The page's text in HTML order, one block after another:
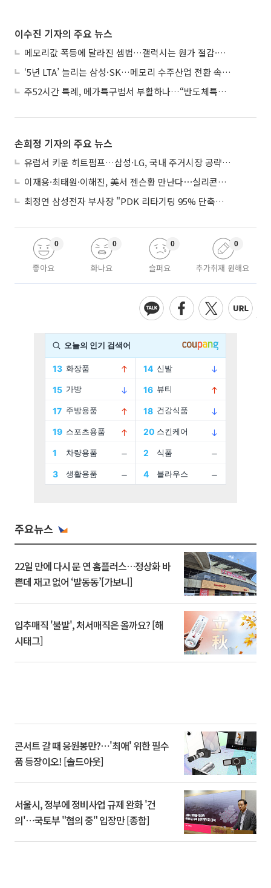
이수진 기자의 주요 뉴스
메모리값 폭등에 달라진 셈법…갤럭시는 원가 절감·아이폰은 서비스 확대
‘5년 LTA’ 늘리는 삼성·SK…메모리 수주산업 전환 속 다른 셈법
주52시간 특례, 메가특구법서 부활하나…“반도체특별법 담겨야”
손희정 기자의 주요 뉴스
유럽서 키운 히트펌프…삼성·LG, 국내 주거시장 공략 ‘속도’
이재용·최태원·이해진, 美서 젠슨황 만난다⋯실리콘밸리 집결하는 AI리더
최정연 삼성전자 부사장 "PDK 리타기팅 95% 단축…에이전트 AI 시범 활용"
좋아요
0
화나요
0
슬퍼요
0
추가취재 원해요
0
주요뉴스
22일 만에 다시 문 연 홈플러스…정상화 바
쁜데 재고 없어 ‘발동동’[가보니]
입추매직 '불발', 처서매직은 올까요? [해
시태그]
콘서트 갈 때 응원봉만?⋯'최애' 위한 필수
품 등장이오! [솔드아웃]
서울시, 정부에 정비사업 규제 완화 '건
의'⋯국토부 "협의 중" 입장만 [종합]